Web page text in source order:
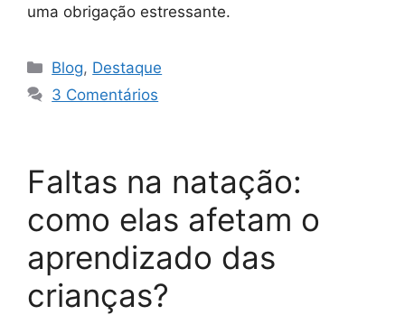
uma obrigação estressante.
Blog, Destaque
3 Comentários
Faltas na natação:
como elas afetam o
aprendizado das
crianças?